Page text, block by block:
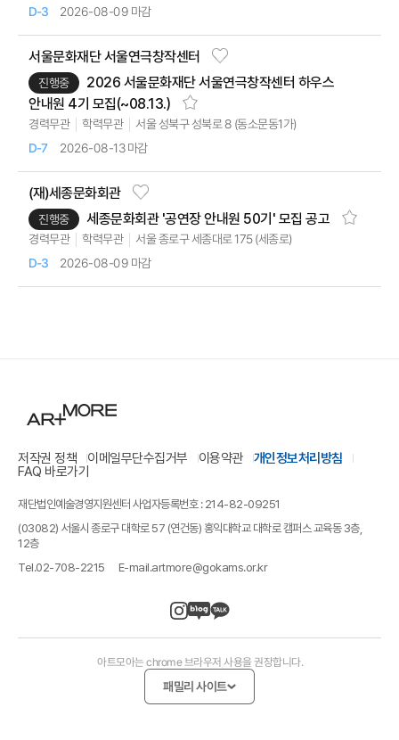
D-3 2026-08-09 마감
서울문화재단 서울연극창작센터
진행중
2026 서울문화재단 서울연극창작센터 하우스
안내원 4기 모집(~08.13.)
경력무관 학력무관 서울 성북구 성북로 8 (동소문동1가)
D-7 2026-08-13 마감
(재)세종문화회관
진행중 세종문화회관 '공연장 안내원 50기' 모집 공고
경력무관 학력무관 서울 종로구 세종대로 175 (세종로)
D-3 2026-08-09 마감
저작권 정책 이메일무단수집거부 이용약관
개인정보처리방침
FAQ 바로가기
재단법인예술경영지원센터 사업자등록번호 : 214-82-09251
(03082) 서울시 종로구 대학로 57 (연건동) 홍익대학교 대학로 캠퍼스 교육동 3층,
12층
Tel.02-708-2215 E-mail.artmore@gokams.or.kr
아트모아는 chrome 브라우저 사용을 권장합니다.
패밀리 사이트